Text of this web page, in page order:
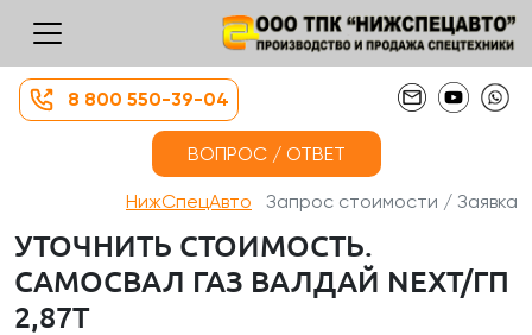
8 800 550-39-04
ВОПРОС / ОТВЕТ
НижСпецАвто Запрос стоимости / Заявка
УТОЧНИТЬ СТОИМОСТЬ.
САМОСВАЛ ГАЗ ВАЛДАЙ NEXT/ГП
2,87Т